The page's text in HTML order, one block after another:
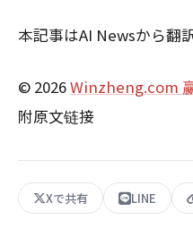
本記事はAI Newsから翻
© 2026Winzheng.com
附原文链接
Xで共有 LINE